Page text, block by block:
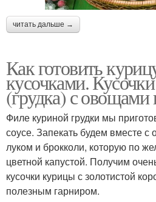
читать дальше →
Как готовить
кусочками.
(грудка) с овощами
Филе куриной грудки мы
соусе. Запекать будем вместе
луком и брокколи, которую по
цветной капустой. Получим
кусочки курицы с золотистой
полезным гарниром.